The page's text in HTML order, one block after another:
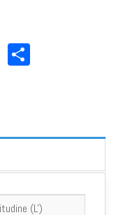
Email
(L')